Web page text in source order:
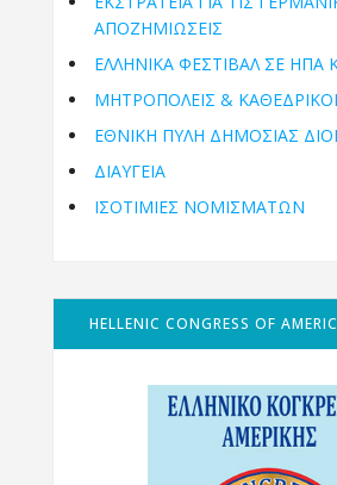
ΑΠΟΖΗΜΙΩΣΕΙΣ
ΕΛΛΗΝΙΚΆ ΦΕΣΤΙΒΆΛ ΣΕ ΗΠΑ
ΜΗΤΡΟΠΌΛΕΙΣ &
ΕΘΝΙΚΉ ΠΎΛΗ ΔΗΜΌΣΙΑΣ
ΔΙΑΥΓΕΙΑ
ΙΣΟΤΙΜΙΕΣ ΝΟΜΙΣΜΑΤΩΝ
HELLENIC CONGRESS OF